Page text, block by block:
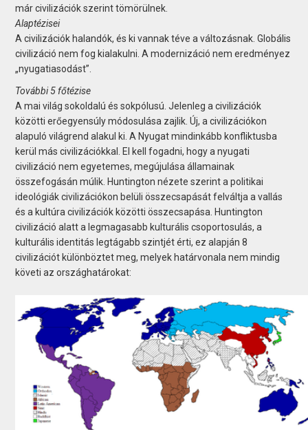
már civilizációk szerint tömörülnek.
Alaptézisei
A civilizációk halandók, és ki vannak téve a változásnak. Globális
civilizáció nem fog kialakulni. A modernizáció nem eredményez
„nyugatiasodást”.
További 5 főtézise
A mai világ sokoldalú és sokpólusú. Jelenleg a civilizációk
közötti erőegyensúly módosulása zajlik. Új, a civilizációkon
alapuló világrend alakul ki. A Nyugat mindinkább konfliktusba
kerül más civilizációkkal. El kell fogadni, hogy a nyugati
civilizáció nem egyetemes, megújulása államainak
összefogásán múlik. Huntington nézete szerint a politikai
ideológiák civilizációkon belüli összecsapását felváltja a vallás
és a kultúra civilizációk közötti összecsapása. Huntington
civilizáció alatt a legmagasabb kulturális csoportosulás, a
kulturális identitás legtágabb szintjét érti, ez alapján 8
civilizációt különböztet meg, melyek határvonala nem mindig
követi az országhatárokat: